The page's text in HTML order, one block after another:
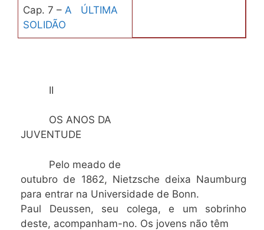
Cap. 7 – A ÚLTIMA
SOLIDÃO
II
OS ANOS DA
JUVENTUDE
Pelo meado de
outubro de 1862, Nietzsche deixa Naumburg
para entrar na Universidade de Bonn.
Paul Deussen, seu colega, e um sobrinho
deste, acompanham-no. Os jovens não têm